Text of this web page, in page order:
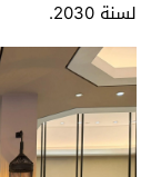
لسنة 2030.